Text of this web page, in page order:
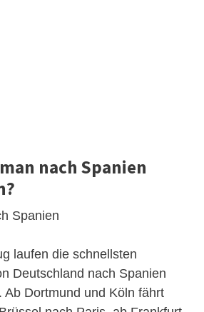
nach Spanien
Spanien
laufen die schnellsten
Deutschland nach Spanien
Ab Dortmund und Köln fährt